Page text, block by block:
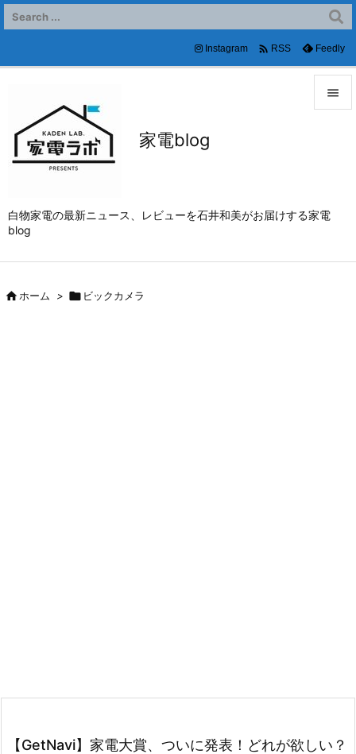
家電blog
白物家電の最新ニュース、レビューを石井和美がお届けする家電
blog


前へ
次へ
Instagram  RSS Feedly
ホーム >  ビックカメラ
【GetNavi】家電大賞、ついに発表！どれが欲しい？